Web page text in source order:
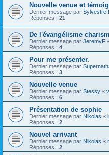
Nouvelle venue et
Dernier message par Sylvestre
Réponses : 21
De l'évangélisme
Dernier message par JeremyF
Réponses : 4
Pour me présenter.
Dernier message par
Réponses : 3
Nouvelle venue
Dernier message par Stessy «
Réponses : 6
Présentation de sophie
Dernier message par Nikolas «
Réponses : 2
Nouvel arrivant
Dernier message par Nikolas «
Réponses : 2